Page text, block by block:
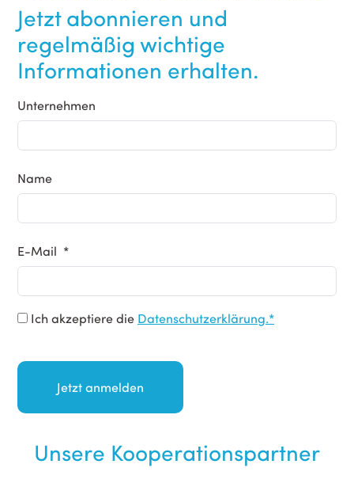
Jetzt abonnieren und
regelmäßig wichtige
Informationen erhalten.
Unternehmen
Name
E-Mail *
Ich akzeptiere die Datenschutzerklärung.*
Unsere Kooperationspartner